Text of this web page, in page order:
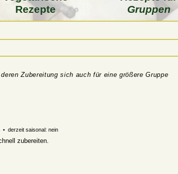
Rezepte
Gruppen
Zubereitung sich auch für eine größere Gruppe
derzeit saisonal: nein
zubereiten.